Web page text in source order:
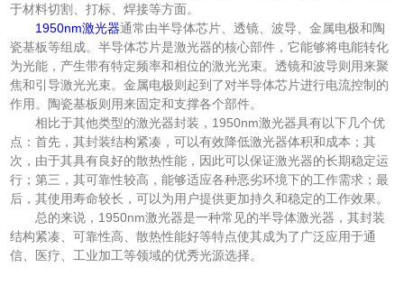
于材料切割、打标、焊接等方面。
1950nm激光器通常由半导体芯片、透镜、波导、金属电极和陶
瓷基板等组成。半导体芯片是激光器的核心部件，它能够将电能转化
为光能，产生带有特定频率和相位的激光光束。透镜和波导则用来聚
焦和引导激光光束。金属电极则起到了对半导体芯片进行电流控制的
作用。陶瓷基板则用来固定和支撑各个部件。
相比于其他类型的激光器封装，1950nm激光器具有以下几个优
点：首先，其封装结构紧凑，可以有效降低激光器体积和成本；其
次，由于其具有良好的散热性能，因此可以保证激光器的长期稳定运
行；第三，其可靠性较高，能够适应各种恶劣环境下的工作需求；最
后，其使用寿命较长，可以为用户提供更加持久和稳定的工作效果。
总的来说，1950nm激光器是一种常见的半导体激光器，其封装
结构紧凑、可靠性高、散热性能好等特点使其成为了广泛应用于通
信、医疗、工业加工等领域的优秀光源选择。